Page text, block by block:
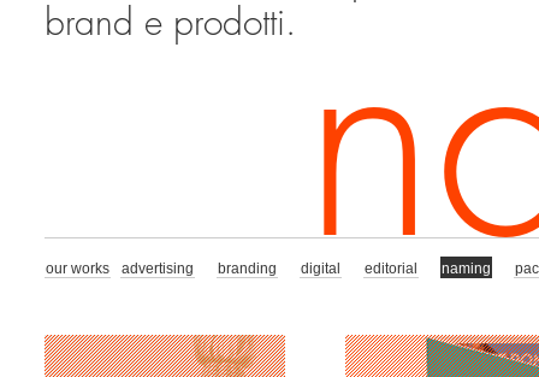
brand e prodotti.
our works advertising branding digital editorial naming